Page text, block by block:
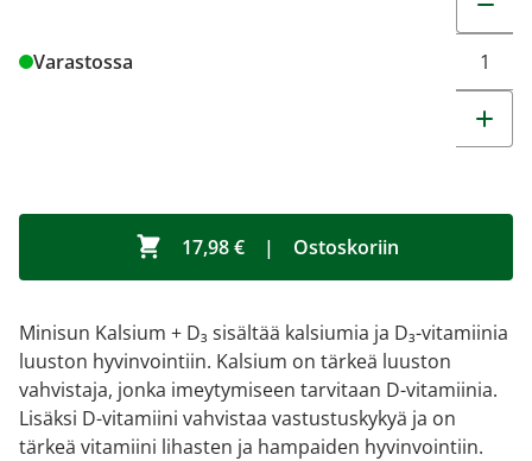
Varastossa
17,98 € | Ostoskoriin
Minisun Kalsium + D₃ sisältää kalsiumia ja D₃-vitamiinia
luuston hyvinvointiin. Kalsium on tärkeä luuston
vahvistaja, jonka imeytymiseen tarvitaan D-vitamiinia.
Lisäksi D-vitamiini vahvistaa vastustuskykyä ja on
tärkeä vitamiini lihasten ja hampaiden hyvinvointiin.